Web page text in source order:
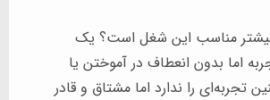
مناسب این شغل است؟ یک
اما بدون انعطاف در آموختن یا
تجربه‌ای را ندارد اما مشتاق و قادر